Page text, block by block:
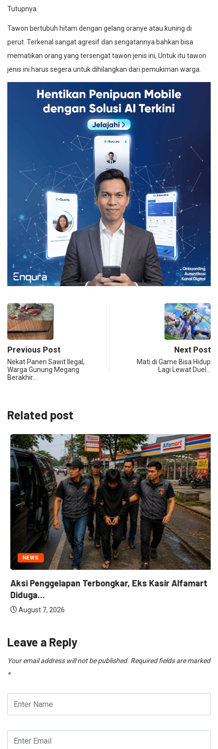
Tutupnya.
Tawon bertubuh hitam dengan gelang oranye atau kuning di
perut. Terkenal sangat agresif dan sengatannya bahkan bisa
mematikan orang yang tersengat tawon jenis ini, Untuk itu tawon
jenis ini harus segera untuk dihilangkan dari pemukiman warga.
Previous Post
Nekat Panen Sawit Ilegal,
Warga Gunung Megang
Berakhir…
Next Post
Mati di Game Bisa Hidup
Lagi Lewat Duel…
Related post
NEWS
Aksi Penggelapan Terbongkar, Eks Kasir Alfamart
Diduga...
August 7, 2026
Leave a Reply
Your email address will not be published. Required fields are marked
*